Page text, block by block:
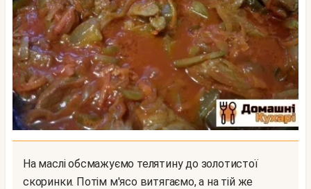
На маслі обсмажуємо телятину до золотистої
скоринки. Потім м'ясо витягаємо, а на тій же